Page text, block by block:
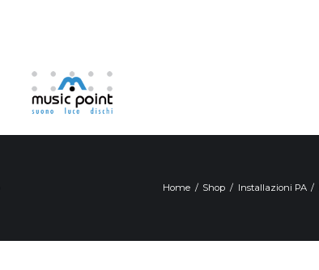
Home Shop Installazioni PA